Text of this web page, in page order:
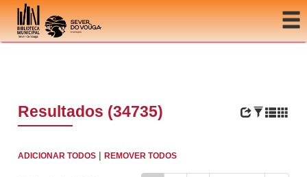
Ir para o conteúdo
Resultados (34735)
ADICIONAR TODOS |REMOVER TODOS